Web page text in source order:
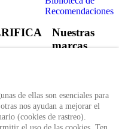
Recomendaciones
por
usando
Nuestras
marcas
de ellas son esenciales para
nos ayudan a mejorar el
(cookies de rastreo).